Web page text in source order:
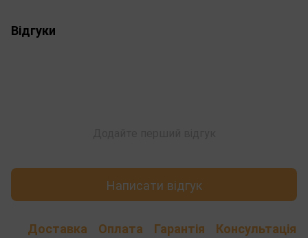
Відгуки
Написати відгук
Доставка Оплата Гарантія Консультація